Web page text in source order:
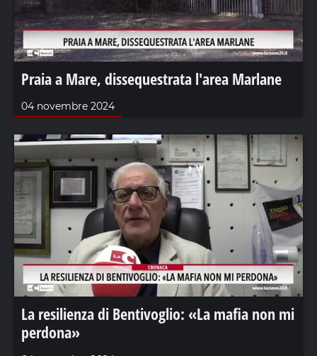
Praia a Mare, dissequestrata l'area Marlane
04 novembre 2024
La resilienza di Bentivoglio: «La mafia non mi
perdona»